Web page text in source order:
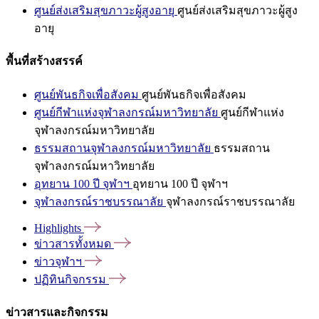
ศูนย์ส่งเสริมสุขภาวะผู้สูงอายุ ศูนย์ส่งเสริมสุขภาวะผู้สูง
อายุ
พื้นที่สร้างสรรค์
ศูนย์พันธกิจเพื่อสังคม ศูนย์พันธกิจเพื่อสังคม
ศูนย์กีฬาแห่งจุฬาลงกรณ์มหาวิทยาลัย ศูนย์กีฬาแห่ง
จุฬาลงกรณ์มหาวิทยาลัย
ธรรมสถานจุฬาลงกรณ์มหาวิทยาลัย ธรรมสถาน
จุฬาลงกรณ์มหาวิทยาลัย
อุทยาน 100 ปี จุฬาฯ อุทยาน 100 ปี จุฬาฯ
จุฬาลงกรณ์ราชบรรณาลัย จุฬาลงกรณ์ราชบรรณาลัย
Highlights
ข่าวสารทั้งหมด
ข่าวจุฬาฯ
ปฏิทินกิจกรรม
ข่าวสารและกิจกรรม